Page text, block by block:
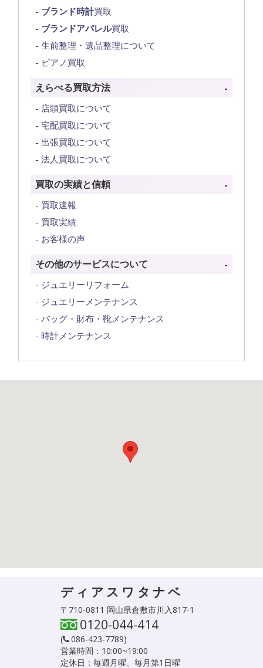
ブランド時計買取
ブランドアパレル買取
生前整理・遺品整理について
ピアノ買取
えらべる買取方法
店頭買取について
宅配買取について
出張買取について
法人買取について
買取の実績と信頼
買取速報
買取実績
お客様の声
その他のサービスについて
ジュエリーリフォーム
ジュエリーメンテナンス
バッグ・財布・靴メンテナンス
時計メンテナンス
ディアスワタナベ
〒710-0811 岡山県倉敷市川入817-1
0120-044-414
( 086-423-7789)
営業時間：10:00~19:00
定休日：毎週月曜、毎月第1日曜